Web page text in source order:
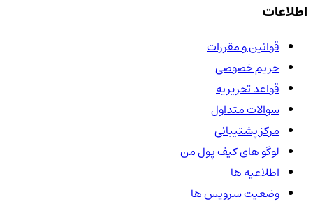
اطلاعات
قوانین و مقررات
حریم خصوصی
قواعد تحریریه
سوالات متداول
مرکز پشتیبانی
لوگو های کیف پول من
اطلاعیه ها
وضعیت سرویس ها